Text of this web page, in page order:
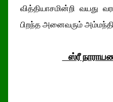
வித்தியாசமின்றி வயது
பிறந்த அனைவரும்
ஸ்ரீ